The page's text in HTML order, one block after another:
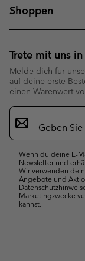
Shoppen
Trete mit uns
Melde dich für
auf deine erste
einen Warenwert
Newsletter-
Anmeldung
Wenn du deine E-
Newsletter und
Wir verwenden
Angebote und
Marketingzwecke
kannst.